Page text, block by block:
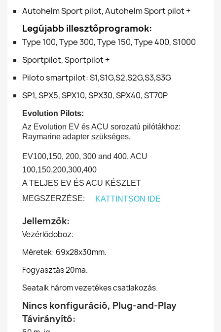
Autohelm Sport pilot, Autohelm Sport pilot +
Legújabb illesztőprogramok:
Type 100, Type 300, Type 150, Type 400, S1000
Sportpilot, Sportpilot +
Piloto smartpilot: S1,S1G,S2,S2G,S3,S3G
SP1, SPX5, SPX10, SPX30, SPX40, ST70P
Evolution Pilots:
Az Evolution EV és ACU sorozatú pilótákhoz:
Raymarine adapter szükséges.
EV100,150, 200, 300 and 400, ACU
100,150,200,300,400
A TELJES EV ÉS ACU KÉSZLET
MEGSZERZÉSE:
KATTINTSON IDE
Jellemzők:
Vezérlődoboz:
Méretek: 69x28x30mm.
Fogyasztás 20ma.
Seatalk három vezetékes csatlakozás.
Nincs konfiguráció, Plug-and-Play
Távirányító: